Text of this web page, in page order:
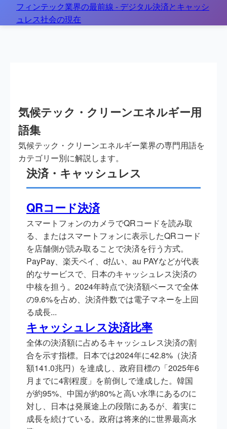
フィンテック業界の最前線 - デジタル決済とキャッシ
ュレス社会の現在
ホーム >用語集> 用語集
気候テック・クリーンエネルギー用
語集
気候テック・クリーンエネルギー業界の専門用語を
カテゴリー別に解説します。
決済・キャッシュレス
QRコード決済
スマートフォンのカメラでQRコードを読み取
る、またはスマートフォンに表示したQRコード
を店舗側が読み取ることで決済を行う方式。
PayPay、楽天ペイ、d払い、au PAYなどが代表
的なサービスで、日本のキャッシュレス決済の
中核を担う。2024年時点で決済額ベースで全体
の9.6%を占め、決済件数では電子マネーを上回
る成長...
キャッシュレス決済比率
全体の決済額に占めるキャッシュレス決済の割
合を示す指標。日本では2024年に42.8%（決済
額141.0兆円）を達成し、政府目標の「2025年6
月までに4割程度」を前倒しで達成した。韓国
が約95%、中国が約80%と高い水準にあるのに
対し、日本は発展途上の段階にあるが、着実に
成長を続けている。政府は将来的に世界最高水